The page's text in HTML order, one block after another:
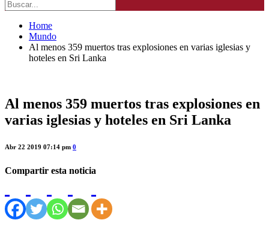
Home
Mundo
Al menos 359 muertos tras explosiones en varias iglesias y
hoteles en Sri Lanka
Al menos 359 muertos tras explosiones en
varias iglesias y hoteles en Sri Lanka
Abr 22 2019 07:14 pm 0
Compartir esta noticia